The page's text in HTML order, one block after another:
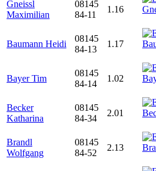
Gneissl
Maximilian
08145
84-11
1.16
Baumann Heidi
08145
84-13
1.17
Bayer Tim
08145
84-14
1.02
Becker
Katharina
08145
84-34
2.01
Brandl
Wolfgang
08145
84-52
2.13